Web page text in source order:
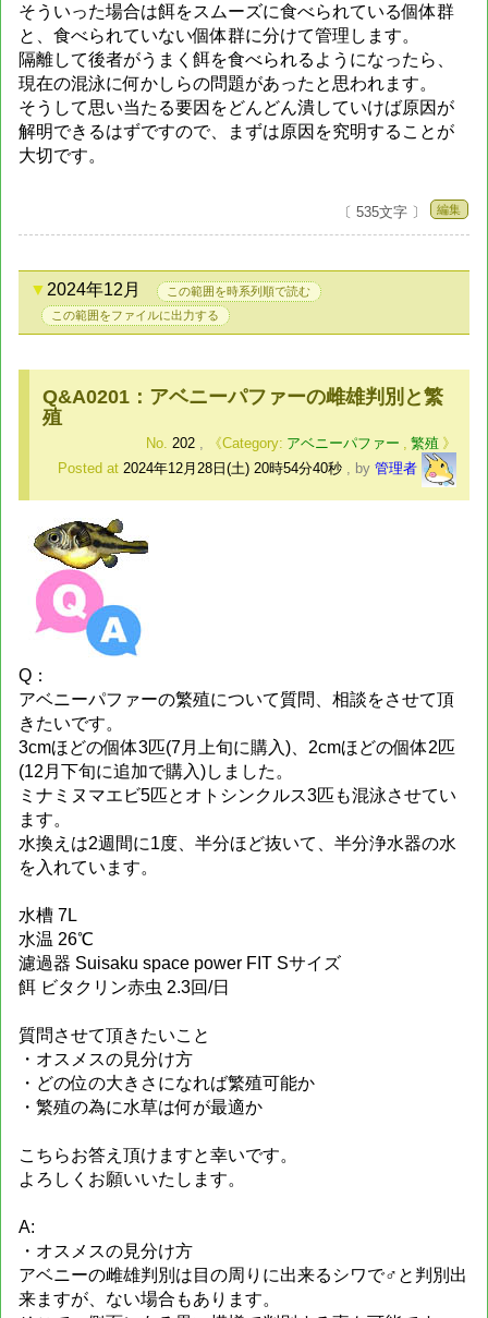
そういった場合は餌をスムーズに食べられている個体群
と、食べられていない個体群に分けて管理します。
隔離して後者がうまく餌を食べられるようになったら、
現在の混泳に何かしらの問題があったと思われます。
そうして思い当たる要因をどんどん潰していけば原因が
解明できるはずですので、まずは原因を究明することが
大切です。
〔 535文字 〕 編集
2024年12月
この範囲を時系列順で読む
この範囲をファイルに出力する
Q&A0201：アベニーパファーの雌雄判別と繁
殖
No. 202 アベニーパファー
繁殖
Posted at 2024年12月28日(土) 20時54分40秒 by 管理者
Q：
アベニーパファーの繁殖について質問、相談をさせて頂
きたいです。
3cmほどの個体3匹(7月上旬に購入)、2cmほどの個体2匹
(12月下旬に追加で購入)しました。
ミナミヌマエビ5匹とオトシンクルス3匹も混泳させてい
ます。
水換えは2週間に1度、半分ほど抜いて、半分浄水器の水
を入れています。
水槽 7L
水温 26℃
濾過器 Suisaku space power FIT Sサイズ
餌 ビタクリン赤虫 2.3回/日
質問させて頂きたいこと
・オスメスの見分け方
・どの位の大きさになれば繁殖可能か
・繁殖の為に水草は何が最適か
こちらお答え頂けますと幸いです。
よろしくお願いいたします。
A:
・オスメスの見分け方
アベニーの雌雄判別は目の周りに出来るシワで♂と判別出
来ますが、ない場合もあります。